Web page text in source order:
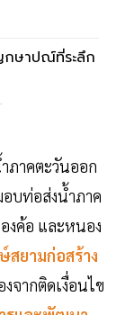
กษาปณ์ที่ระลึก
ภาคตะวันออก
อบท่อส่งน้ำภาค
งค้อ และหนอง
สยามก่อสร้าง
จากติดเงื่อนไข